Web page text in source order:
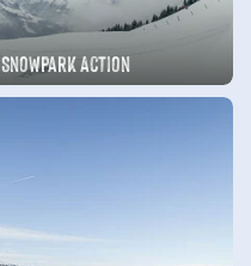
Snowpark Action